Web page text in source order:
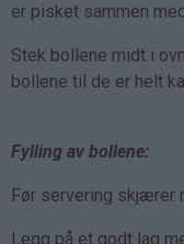
er pisket sammen
Stek bollene midt i
bollene til de er helt
Fylling av bollene:
Før servering skjærer
Legg på et godt lag